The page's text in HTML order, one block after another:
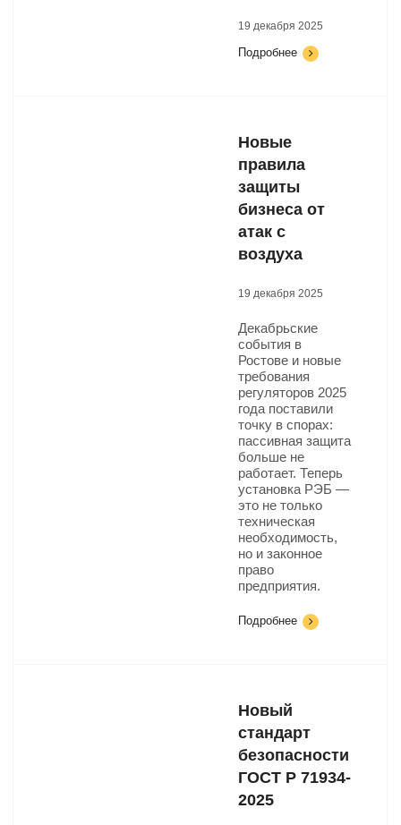
19 декабря 2025
Подробнее
Новые
правила
защиты
бизнеса от
атак с
воздуха
19 декабря 2025
Декабрьские
события в
Ростове и новые
требования
регуляторов 2025
года поставили
точку в спорах:
пассивная защита
больше не
работает. Теперь
установка РЭБ —
это не только
техническая
необходимость,
но и законное
право
предприятия.
Подробнее
Новый
стандарт
безопасности
ГОСТ Р 71934-
2025​